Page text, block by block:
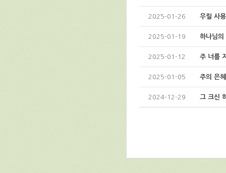
2025-01-26 우릴 사
2025-01-19 하나님의
2025-01-12 주 너를
2025-01-05 주의 은
2024-12-29 그 크신